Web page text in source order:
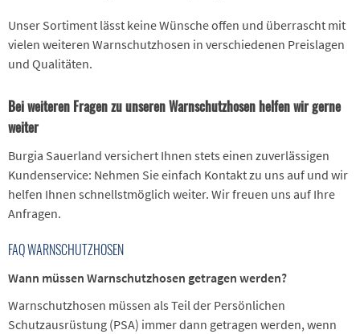
Unser Sortiment lässt keine Wünsche offen und überrascht mit
vielen weiteren Warnschutzhosen in verschiedenen Preislagen
und Qualitäten.
Bei weiteren Fragen zu unseren Warnschutzhosen helfen wir gerne
weiter
Burgia Sauerland versichert Ihnen stets einen zuverlässigen
Kundenservice: Nehmen Sie einfach Kontakt zu uns auf und wir
helfen Ihnen schnellstmöglich weiter. Wir freuen uns auf Ihre
Anfragen.
FAQ WARNSCHUTZHOSEN
Wann müssen Warnschutzhosen getragen werden?
Warnschutzhosen müssen als Teil der Persönlichen
Schutzausrüstung (PSA) immer dann getragen werden, wenn